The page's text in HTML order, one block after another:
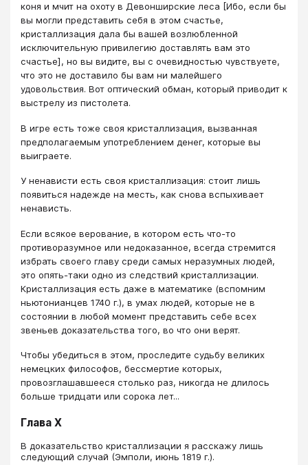
коня и мчит на охоту в Девонширские леса [Ибо, если бы
вы могли представить себя в этом счастье,
кристаллизация дала бы вашей возлюбленной
исключительную привилегию доставлять вам это
счастье], но вы видите, вы с очевидностью чувствуете,
что это не доставило бы вам ни малейшего
удовольствия. Вот оптический обман, который приводит к
выстрелу из пистолета.
В игре есть тоже своя кристаллизация, вызванная
предполагаемым употреблением денег, которые вы
выиграете.
У ненависти есть своя кристаллизация: стоит лишь
появиться надежде на месть, как снова вспыхивает
ненависть.
Если всякое верование, в котором есть что-то
противоразумное или недоказанное, всегда стремится
избрать своего главу среди самых неразумных людей,
это опять-таки одно из следствий кристаллизации.
Кристаллизация есть даже в математике (вспомним
ньютонианцев 1740 г.), в умах людей, которые не в
состоянии в любой момент представить себе всех
звеньев доказательства того, во что они верят.
Чтобы убедиться в этом, проследите судьбу великих
немецких философов, бессмертие которых,
провозглашавшееся столько раз, никогда не длилось
больше тридцати или сорока лет...
Глава X
​​​​​В доказательство кристаллизации я расскажу лишь
следующий случай (Эмполи, июнь 1819 г.).